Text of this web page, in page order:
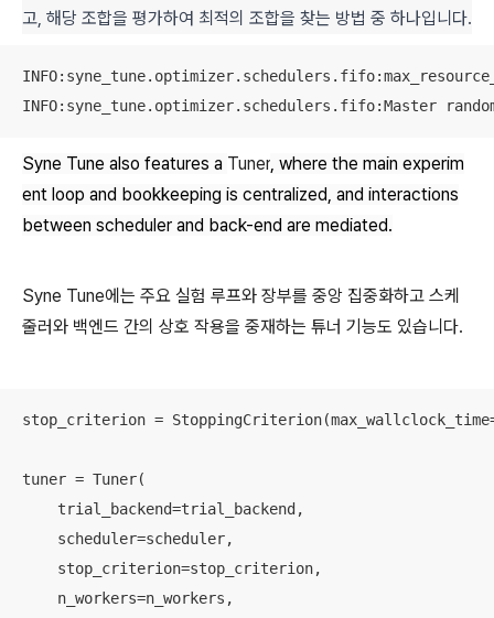
고, 해당 조합을 평가하여 최적의 조합을 찾는 방법 중 하나입니다.
INFO:syne_tune.optimizer.schedulers.fifo:Master
Syne Tune also features a Tuner, where the main experim
ent loop and bookkeeping is centralized, and interactions
between scheduler and back-end are mediated.
Syne Tune에는 주요 실험 루프와 장부를 중앙 집중화하고 스케
줄러와 백엔드 간의 상호 작용을 중재하는 튜너 기능도 있습니다.
stop_criterion =
tuner = Tuner(
    trial_backend=trial_backend,
    scheduler=scheduler,
    stop_criterion=stop_criterion,
    n_workers=n_workers,